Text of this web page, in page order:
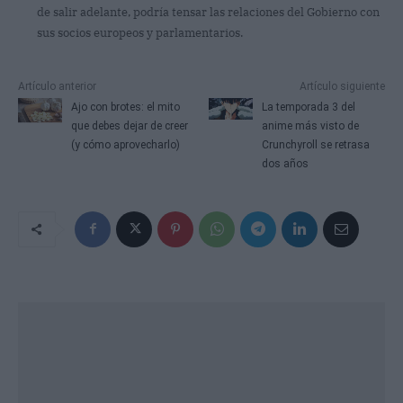
de salir adelante, podría tensar las relaciones del Gobierno con
sus socios europeos y parlamentarios.
Artículo anterior
Ajo con brotes: el mito
que debes dejar de creer
(y cómo aprovecharlo)
Artículo siguiente
La temporada 3 del
anime más visto de
Crunchyroll se retrasa
dos años